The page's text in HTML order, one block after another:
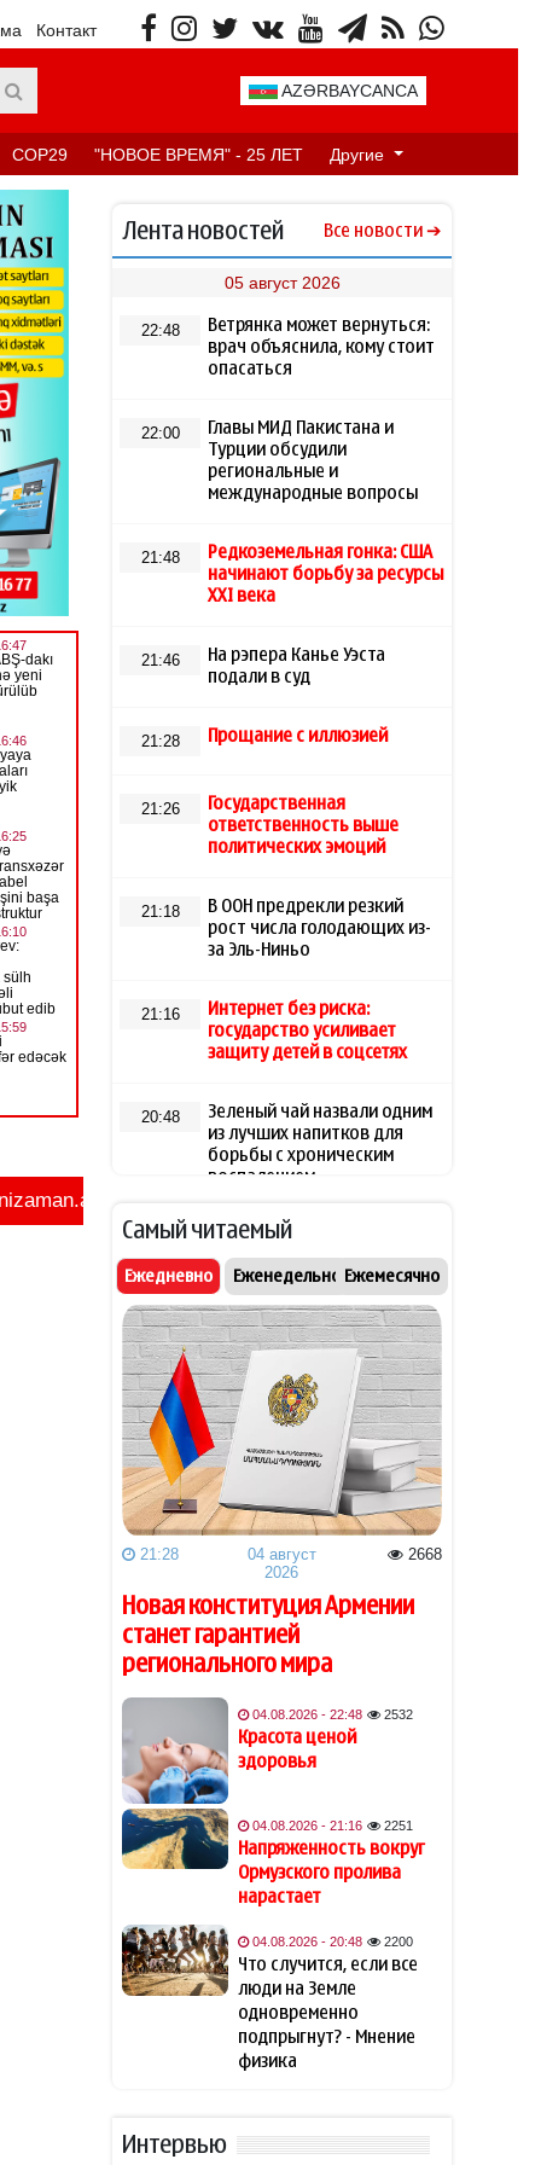
Контакт
AZƏRBAYCANCA
COP29 "НОВОЕ ВРЕМЯ" - 25 ЛЕТ Другие
Лента новостей Все новости
05 август 2026
22:48
Ветрянка может вернуться:
врач объяснила, кому стоит
опасаться
22:00
Главы МИД Пакистана и
Турции обсудили
региональные и
международные вопросы
21:48
Редкоземельная гонка: США
начинают борьбу за ресурсы
XXI века
21:46
На рэпера Канье Уэста
подали в суд
21:28 Прощание с иллюзией
21:26
Государственная
ответственность выше
политических эмоций
21:18
В ООН предрекли резкий
рост числа голодающих из-
за Эль-Ниньо
21:16
Интернет без риска:
государство усиливает
защиту детей в соцсетях
20:48
Зеленый чай назвали одним
из лучших напитков для
борьбы с хроническим
воспалением
20:28
"Арсенал" и "Ньюкасл"
согласовали трансфер Бруно
Гимарайнса
20:20
Радостная новость для
пассажиров бакинского
метро
20:00 Поиски могилы Насими
19:58
2.7 млн манатов будет
потрачено на закупку
медицинского кислорода
для больниц Азербайджана
19:54
В одном из торговых
центров Баку произошел
несчастный случай
19:48
Хейли Бибер показала
фигуру в эффектном микро-
бикини с металлическим
блеском
19:40
Ученые предложили
амбициозный план по
спасению Земли после
гибели Солнца
19:34
Минимум 89 человек
погибли из-за наводнений в
индийском штате Ассам
медали на турнире Batumi
Open
Самый читаемый
Ежедневно Еженедельно Ежемесячно
21:28
04 август
2026
2668
Новая конституция Армении
станет гарантией
регионального мира
04.08.2026 - 22:48 2532
Красота ценой
здоровья
04.08.2026 - 21:16 2251
Напряженность вокруг
Ормузского пролива
нарастает
04.08.2026 - 20:48 2200
Что случится, если все
люди на Земле
одновременно
подпрыгнут? - Мнение
физика
Интервью